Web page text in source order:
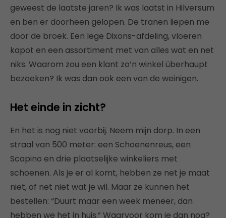
geweest de laatste jaren? Ik was laatst in Hilversum
en ben er doorheen gelopen. De tranen liepen me
door de broek. Een lege Dixons-afdeling, vloeren
kapot en een assortiment met van alles wat en net
niks. Waarom zou een klant zo’n winkel überhaupt
bezoeken? Ik was dan ook een van de weinigen.
Het einde in zicht?
En het is nog niet voorbij. Neem mijn dorp. In een
straal van 500 meter: een Schoenenreus, een
Scapino en drie plaatselijke winkeliers met
schoenen. Als je er al komt, hebben ze net je maat
niet, of net niet wat je wil. Maar ze kunnen het
bestellen: “Duurt maar een week meneer, dan
hebben we het in huis.” Waarvoor kom je dan nog?